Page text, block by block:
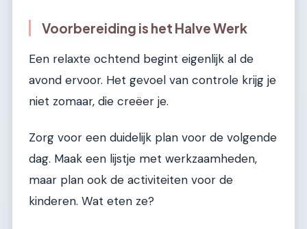
Voorbereiding is het Halve Werk
Een relaxte ochtend begint eigenlijk al de
avond ervoor. Het gevoel van controle krijg je
niet zomaar, die creëer je.
Zorg voor een duidelijk plan voor de volgende
dag. Maak een lijstje met werkzaamheden,
maar plan ook de activiteiten voor de
kinderen. Wat eten ze?